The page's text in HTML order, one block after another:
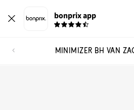
bonprix app
MINIMIZER BH VAN